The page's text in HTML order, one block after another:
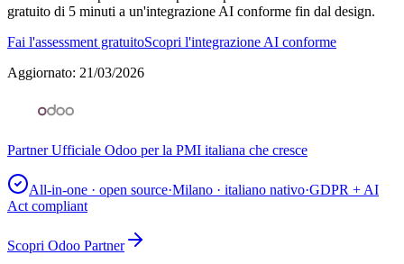
gratuito di 5 minuti a un'integrazione AI conforme fin dal design.
Fai l'assessment gratuitoScopri l'integrazione AI conforme
Aggiornato: 21/03/2026
Partner Ufficiale Odoo per la PMI italiana che cresce
All-in-one · open source·Milano · italiano nativo·GDPR + AI
Act compliant
Scopri Odoo Partner